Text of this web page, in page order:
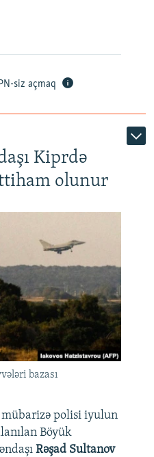
siz açmaq
Kiprdə
olunur
bazası
polisi iyulun
Böyük
Rəşad Sultanov